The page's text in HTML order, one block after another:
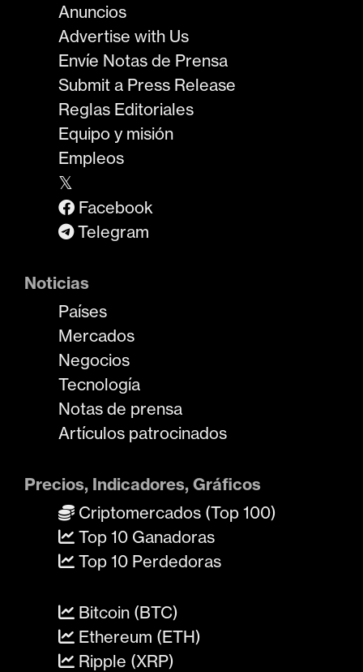
Anuncios
Advertise with Us
Envíe Notas de Prensa
Submit a Press Release
Reglas Editoriales
Equipo y misión
Empleos
𝕏
Facebook
Telegram
Noticias
Países
Mercados
Negocios
Tecnología
Notas de prensa
Artículos patrocinados
Precios, Indicadores, Gráficos
Criptomercados (Top 100)
Top 10 Ganadoras
Top 10 Perdedoras
Bitcoin (BTC)
Ethereum (ETH)
Ripple (XRP)